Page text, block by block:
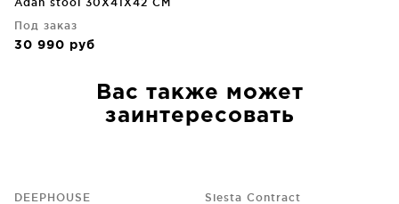
Под заказ
30 990 руб
Вас также может
заинтересовать
DEEPHOUSE
Siesta Contract